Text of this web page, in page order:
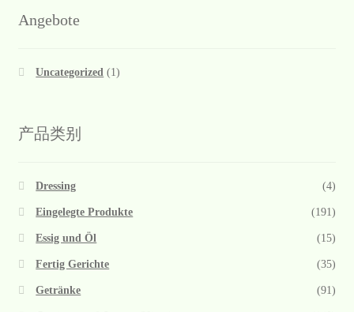
Angebote
Uncategorized (1)
产品类别
Dressing (4)
Eingelegte Produkte (191)
Essig und Öl (15)
Fertig Gerichte (35)
Getränke (91)